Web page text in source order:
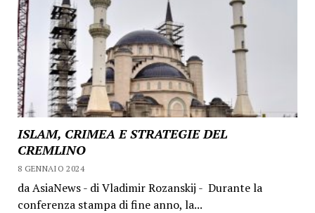
ISLAM, CRIMEA E STRATEGIE DEL
CREMLINO
8 GENNAIO 2024
da AsiaNews - di Vladimir Rozanskij - Durante la
conferenza stampa di fine anno, la...